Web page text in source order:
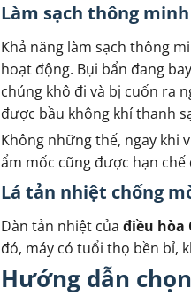
Làm sạch thông minh
Khả năng làm sạch thông
hoạt động. Bụi bẩn đang
chúng khô đi và bị cuốn ra
được bầu không khí thanh
Không những thế, ngay khi
ẩm mốc cũng được hạn
Lá tản nhiệt chống
Dàn tản nhiệt của điều hòa
đó, máy có tuổi thọ bền bỉ,
Hướng dẫn